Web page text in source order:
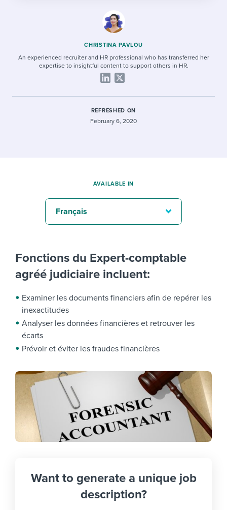
CHRISTINA PAVLOU
An experienced recruiter and HR professional who has transferred her
expertise to insightful content to support others in HR.
REFRESHED ON
February 6, 2020
Fonctions du Expert-comptable
agréé judiciaire incluent:
Examiner les documents financiers afin de repérer les
inexactitudes
Analyser les données financières et retrouver les
écarts
Prévoir et éviter les fraudes financières
Want to generate a unique job
description?
AVAILABLE IN
Français